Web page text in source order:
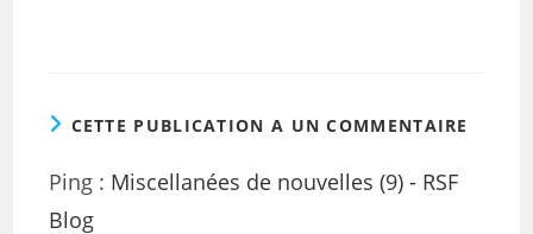
CETTE PUBLICATION A UN COMMENTAIRE
Ping : Miscellanées de nouvelles (9) - RSF
Blog